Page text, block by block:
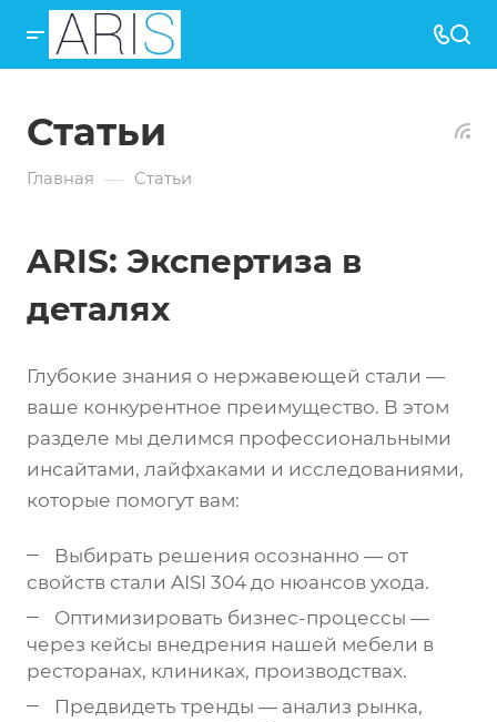
Статьи
Главная — Статьи
ARIS: Экспертиза в
деталях
Глубокие знания о нержавеющей стали —
ваше конкурентное преимущество. В этом
разделе мы делимся профессиональными
инсайтами, лайфхаками и исследованиями,
которые помогут вам:
Выбирать решения осознанно — от
свойств стали AISI 304 до нюансов ухода.
Оптимизировать бизнес-процессы —
через кейсы внедрения нашей мебели в
ресторанах, клиниках, производствах.
Предвидеть тренды — анализ рынка,